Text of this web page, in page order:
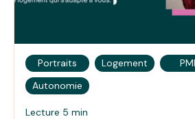
Portraits Logement
Autonomie
Lecture 5 min